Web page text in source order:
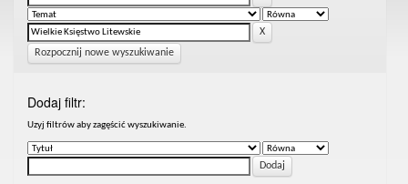
Rozpocznij nowe wyszukiwanie
Dodaj filtr:
Uzyj filtrów aby zagęścić wyszukiwanie.